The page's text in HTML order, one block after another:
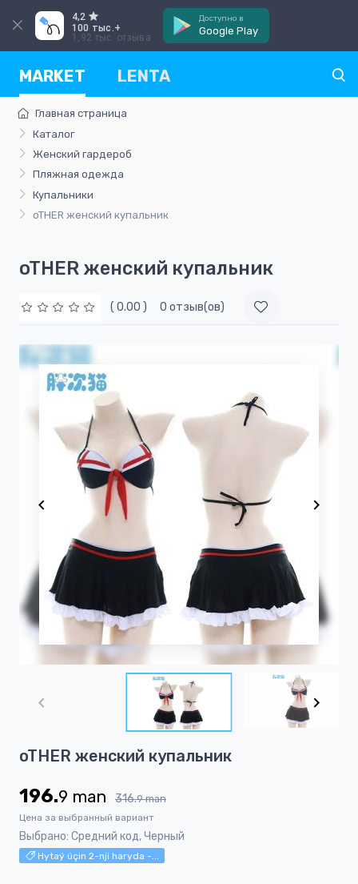
4,2
100 тыс.+
1,92 тыс. отзыва
Доступно в
Google Play
MARKET LENTA
Главная страница
Каталог
Женский гардероб
Пляжная одежда
Купальники
oTHER женский купальник
oTHER женский купальник
( 0.00 ) 0 отзыв(ов)
1
10
oTHER женский купальник
196.9 man 316.9 man
Цена за выбранный вариант
Выбрано: Средний код, Черный
Hytaý üçin 2-nji haryda -...